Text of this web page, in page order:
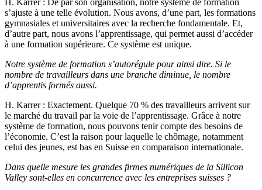
H. Karrer: De par son organisation, notre système de formation
s’ajuste à une telle évolution. Nous avons, d’une part, les formations
gymnasiales et universitaires avec la recherche fondamentale. Et,
d’autre part, nous avons l’apprentissage, qui permet aussi d’accéder
à une formation supérieure. Ce système est unique.
Notre système de formation s’autorégule pour ainsi dire. Si le
nombre de travailleurs dans une branche diminue, le nombre
d’apprentis formés aussi.
H. Karrer: Exactement. Quelque 70 % des travailleurs arrivent sur
le marché du travail par la voie de l’apprentissage. Grâce à notre
système de formation, nous pouvons tenir compte des besoins de
l’économie. C’est la raison pour laquelle le chômage, notamment
celui des jeunes, est bas en Suisse en comparaison internationale.
Dans quelle mesure les grandes firmes numériques de la Sillicon
Valley sont-elles en concurrence avec les entreprises suisses ?